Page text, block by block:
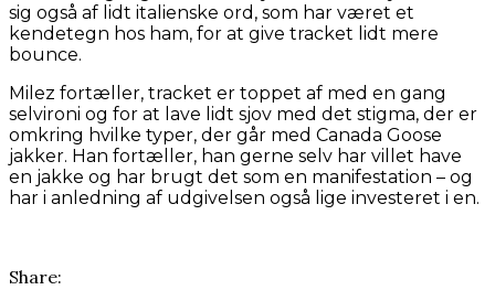
sig også af lidt italienske ord, som har været et
kendetegn hos ham, for at give tracket lidt mere
bounce.
Milez fortæller, tracket er toppet af med en gang
selvironi og for at lave lidt sjov med det stigma, der er
omkring hvilke typer, der går med Canada Goose
jakker. Han fortæller, han gerne selv har villet have
en jakke og har brugt det som en manifestation – og
har i anledning af udgivelsen også lige investeret i en.
Share: